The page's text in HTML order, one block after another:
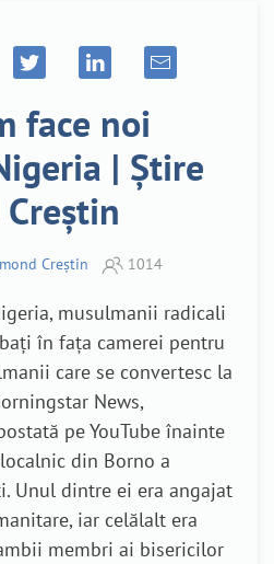
face noi
| Știre
Creștin 1014
musulmanii radicali
în fața camerei pentru
care se convertesc la
News,
pe YouTube înainte
din Borno a
Unul dintre ei era angajat
iar celălalt era
membri ai bisericilor